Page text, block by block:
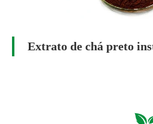
Extrato de chá preto